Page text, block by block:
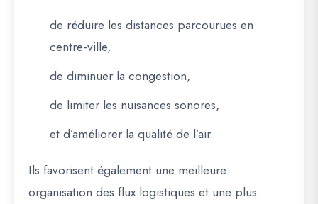
de réduire les distances parcourues en
centre-ville,
de diminuer la congestion,
de limiter les nuisances sonores,
et d’améliorer la qualité de l’air.
Ils favorisent également une meilleure
organisation des flux logistiques et une plus